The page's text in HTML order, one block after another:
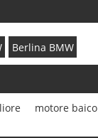
Berlina BMW
motore baico